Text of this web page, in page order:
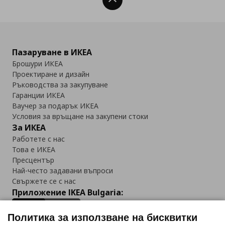
Пазаруване в ИКЕА
Брошури ИКЕА
Проектиране и дизайн
Ръководства за закупуване
Гаранции ИКЕА
Ваучер за подарък ИКЕА
Условия за връщане на закупени стоки
За ИКЕА
Работете с нас
Това е ИКЕА
Пресцентър
Най-често задавани въпроси
Свържете се с нас
Приложение IKEA Bulgaria:
Политика за използване на бисквитки